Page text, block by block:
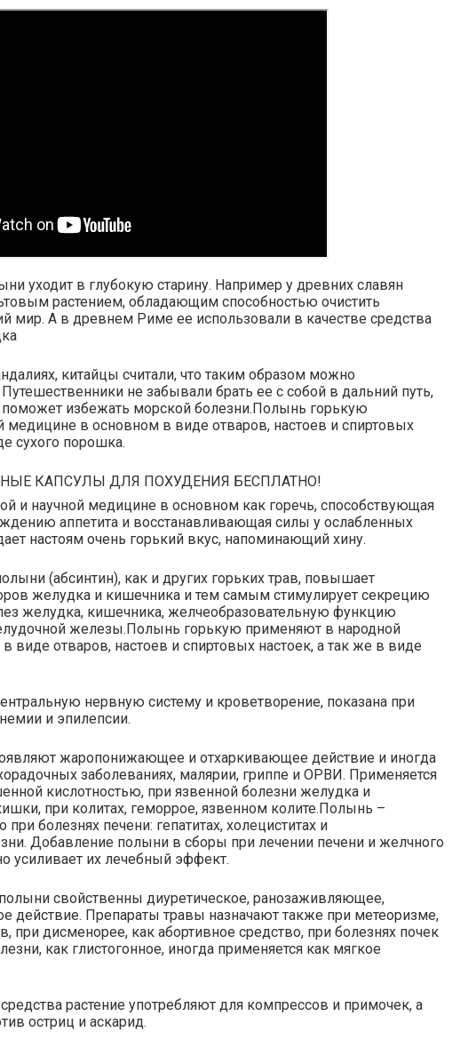
уходит в глубокую старину. Например у древних славян
растением, обладающим способностью очистить
мир. А в древнем Риме ее использовали в качестве средства
китайцы считали, что таким образом можно
Путешественники не забывали брать ее с собой в дальний путь,
поможет избежать морской болезни.Полынь горькую
медицине в основном в виде отваров, настоев и спиртовых
сухого порошка.
КАПСУЛЫ ДЛЯ ПОХУДЕНИЯ БЕСПЛАТНО!
и научной медицине в основном как горечь, способствующая
аппетита и восстанавливающая силы у ослабленных
настоям очень горький вкус, напоминающий хину.
(абсинтин), как и других горьких трав, повышает
желудка и кишечника и тем самым стимулирует секрецию
желудка, кишечника, желчеобразовательную функцию
железы.Полынь горькую применяют в народной
виде отваров, настоев и спиртовых настоек, а так же в виде
нервную систему и кроветворение, показана при
и эпилепсии.
жаропонижающее и отхаркивающее действие и иногда
заболеваниях, малярии, гриппе и ОРВИ. Применяется
кислотностью, при язвенной болезни желудка и
при колитах, геморрое, язвенном колите.Полынь –
болезнях печени: гепатитах, холециститах и
Добавление полыни в сборы при лечении печени и желчного
усиливает их лечебный эффект.
свойственны диуретическое, ранозаживляющее,
действие. Препараты травы назначают также при метеоризме,
при дисменорее, как абортивное средство, при болезнях почек
как глистогонное, иногда применяется как мягкое
растение употребляют для компрессов и примочек, а
остриц и аскарид.